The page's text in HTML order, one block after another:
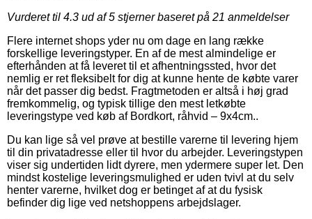
Vurderet til 4.3 ud af 5 stjerner baseret på 21 anmeldelser
Flere internet shops yder nu om dage en lang række
forskellige leveringstyper. En af de mest almindelige er
efterhånden at få leveret til et afhentningssted, hvor det
nemlig er ret fleksibelt for dig at kunne hente de købte varer
når det passer dig bedst. Fragtmetoden er altså i høj grad
fremkommelig, og typisk tillige den mest letkøbte
leveringstype ved køb af Bordkort, råhvid – 9x4cm..
Du kan lige så vel prøve at bestille varerne til levering hjem
til din privatadresse eller til hvor du arbejder. Leveringstypen
viser sig undertiden lidt dyrere, men ydermere super let. Den
mindst kostelige leveringsmulighed er uden tvivl at du selv
henter varerne, hvilket dog er betinget af at du fysisk
befinder dig lige ved netshoppens arbejdslager.